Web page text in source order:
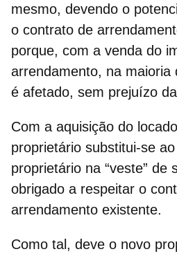
mesmo, devendo o
o contrato de
porque, com a venda do
arrendamento, na maioria
é afetado, sem prejuízo
Com a aquisição do
proprietário substitui-se
proprietário na “veste” de
obrigado a respeitar o
arrendamento existente.
Como tal, deve o novo